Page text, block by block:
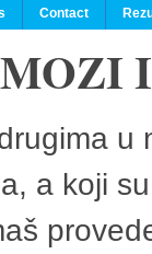
Contact
a koji